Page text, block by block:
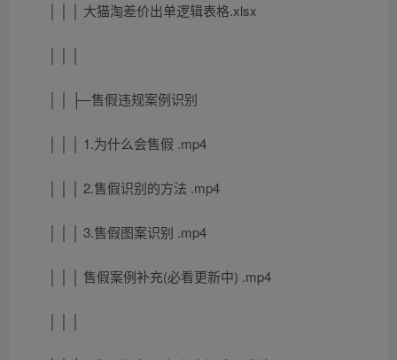
│ │ │ 大猫淘差价出单逻辑表格.xlsx
│ │ ├─售假违规案例识别
│ │ │ 1.为什么会售假 .mp4
│ │ │ 2.售假识别的方法 .mp4
│ │ │ 3.售假图案识别 .mp4
│ │ │ 售假案例补充(必看更新中) .mp4